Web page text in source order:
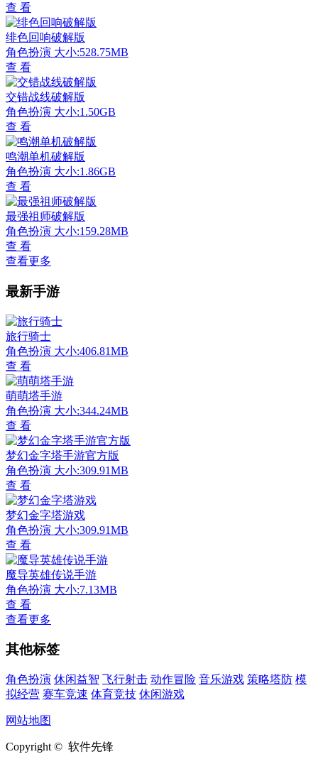
查 看
绯色回响破解版
角色扮演 大小:528.75MB
查 看
交错战线破解版
角色扮演 大小:1.50GB
查 看
鸣潮单机破解版
角色扮演 大小:1.86GB
查 看
最强祖师破解版
角色扮演 大小:159.28MB
查 看
查看更多
最新手游
旅行骑士
角色扮演 大小:406.81MB
查 看
萌萌塔手游
角色扮演 大小:344.24MB
查 看
梦幻金字塔手游官方版
角色扮演 大小:309.91MB
查 看
梦幻金字塔游戏
角色扮演 大小:309.91MB
查 看
魔导英雄传说手游
角色扮演 大小:7.13MB
查 看
查看更多
其他标签
角色扮演 休闲益智 飞行射击 动作冒险 音乐游戏 策略塔防 模
拟经营 赛车竞速 体育竞技 休闲游戏
网站地图
Copyright © 软件先锋